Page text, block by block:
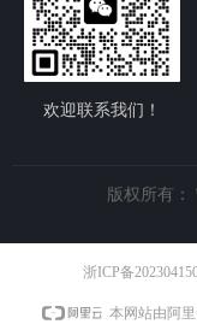
欢迎联系我们！
版权所有：
浙ICP备
本网站由阿里